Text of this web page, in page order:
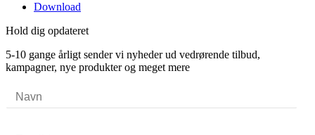
Download
Hold dig opdateret
5-10 gange årligt sender vi nyheder ud vedrørende tilbud,
kampagner, nye produkter og meget mere